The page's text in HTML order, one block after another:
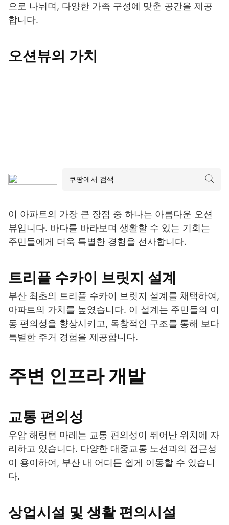
으로 나뉘며, 다양한 가족 구성에 맞춘 공간을 제공
합니다.
오션뷰의 가치
이 아파트의 가장 큰 장점 중 하나는 아름다운 오션
뷰입니다. 바다를 바라보며 생활할 수 있는 기회는
주민들에게 더욱 특별한 경험을 선사합니다.
트리플 수카이 브릿지 설계
부산 최초의 트리플 수카이 브릿지 설계를 채택하여,
아파트의 가치를 높였습니다. 이 설계는 주민들의 이
동 편의성을 향상시키고, 독창적인 구조를 통해 보다
특별한 주거 경험을 제공합니다.
주변 인프라 개발
교통 편의성
우암 해링턴 마레는 교통 편의성이 뛰어난 위치에 자
리하고 있습니다. 다양한 대중교통 노선과의 접근성
이 용이하여, 부산 내 어디든 쉽게 이동할 수 있습니
다.
상업시설 및 생활 편의시설